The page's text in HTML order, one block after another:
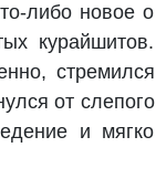
либо новое о
курайшитов.
стремился
от слепого
и мягко